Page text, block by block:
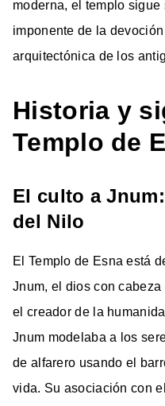
moderna, el templo
imponente de la
arquitectónica de los
Historia y
Templo de
El culto a
del Nilo
El Templo de Esna está
Jnum, el dios con
el creador de la
Jnum modelaba a los
de alfarero usando el
vida. Su asociación con